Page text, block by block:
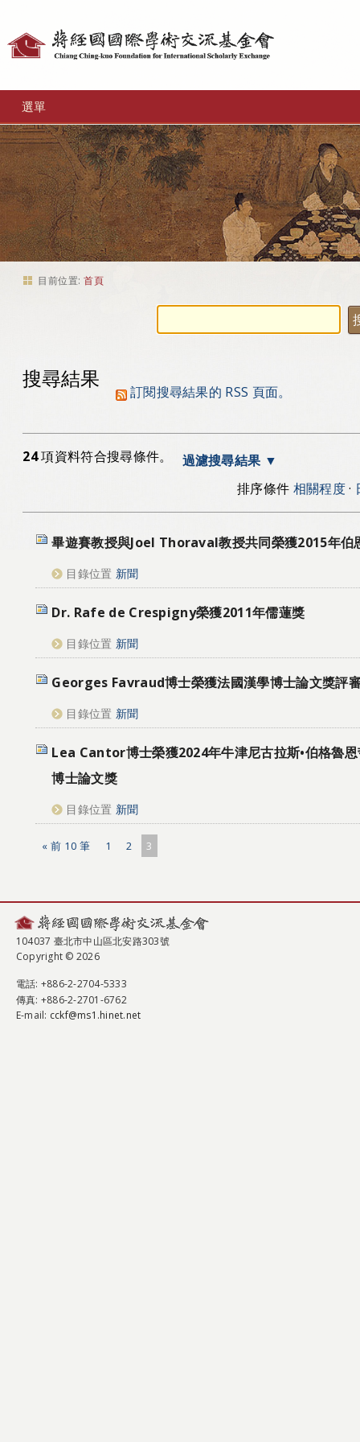
選單
目前位置: 首頁
搜尋結果
訂閱搜尋結果的 RSS 頁面。
24項資料符合搜尋條件。
過濾搜尋結果
排序條件 相關程度·
畢遊賽教授與Joel Thoraval教授共同榮獲2015年伯
目錄位置 新聞
Dr. Rafe de Crespigny榮獲2011年儒蓮獎
目錄位置 新聞
Georges Favraud博士榮獲法國漢學博士論文獎評
目錄位置 新聞
Lea Cantor博士榮獲2024年牛津尼古拉斯•伯格魯
博士論文獎
目錄位置 新聞
« 前 10 筆 1 2 3
104037 臺北市中山區北安路303號
Copyright © 2026
電話: +886-2-2704-5333
傳真: +886-2-2701-6762
E-mail: cckf@ms1.hinet.net